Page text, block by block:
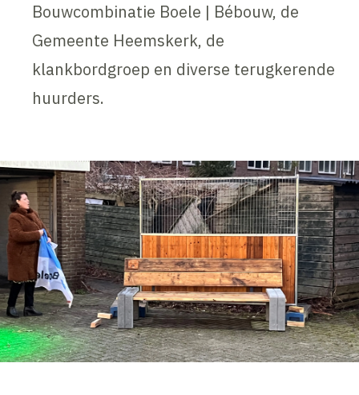
Bouwcombinatie Boele | Bébouw, de
Gemeente Heemskerk, de
klankbordgroep en diverse terugkerende
huurders.